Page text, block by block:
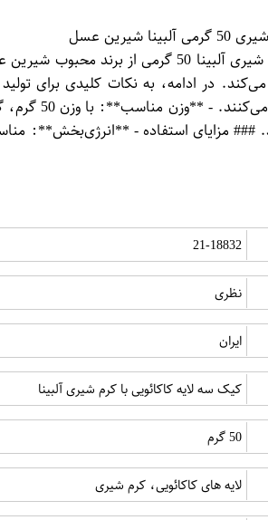
عسل
کیک سه لایه کاکائویی با کرم
می‌کند. در ادامه، به نکات کلیدی برای
طعمی
### مزایای استفاده - **انرژی‌بخش**:
21-18832
نظری
ایران
کیک سه لایه کاکائویی با کرم شیری آلبینا
50 گرم
لایه های کاکائویی، کرم شیری